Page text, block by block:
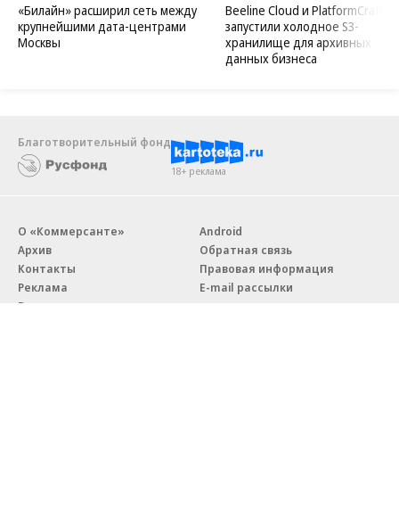
«Билайн» расширил сеть между
крупнейшими дата-центрами
Москвы
Beeline Cloud и PlatformCraft
запустили холодное S3-
хранилище для архивных
данных бизнеса
Благотворительный фонд
18+ реклама
О «Коммерсанте»
Архив
Контакты
Реклама
Вакансии
Android
Обратная связь
Правовая информация
E-mail рассылки